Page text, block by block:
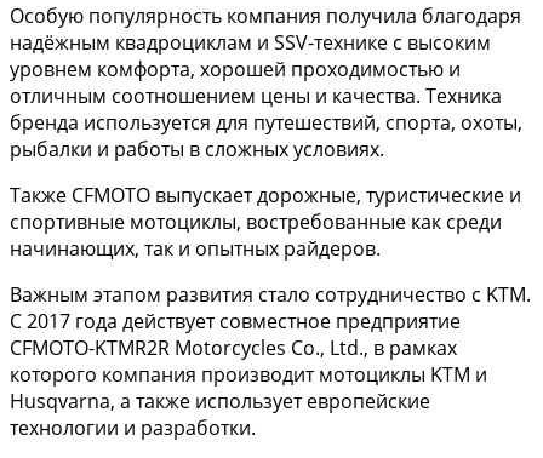
Особую популярность компания получила благодаря
надёжным квадроциклам и SSV-технике с высоким
уровнем комфорта, хорошей проходимостью и
отличным соотношением цены и качества. Техника
бренда используется для путешествий, спорта, охоты,
рыбалки и работы в сложных условиях.
Также CFMOTO выпускает дорожные, туристические и
спортивные мотоциклы, востребованные как среди
начинающих, так и опытных райдеров.
Важным этапом развития стало сотрудничество с KTM.
С 2017 года действует совместное предприятие
CFMOTO-KTMR2R Motorcycles Co., Ltd., в рамках
которого компания производит мотоциклы KTM и
Husqvarna, а также использует европейские
технологии и разработки.